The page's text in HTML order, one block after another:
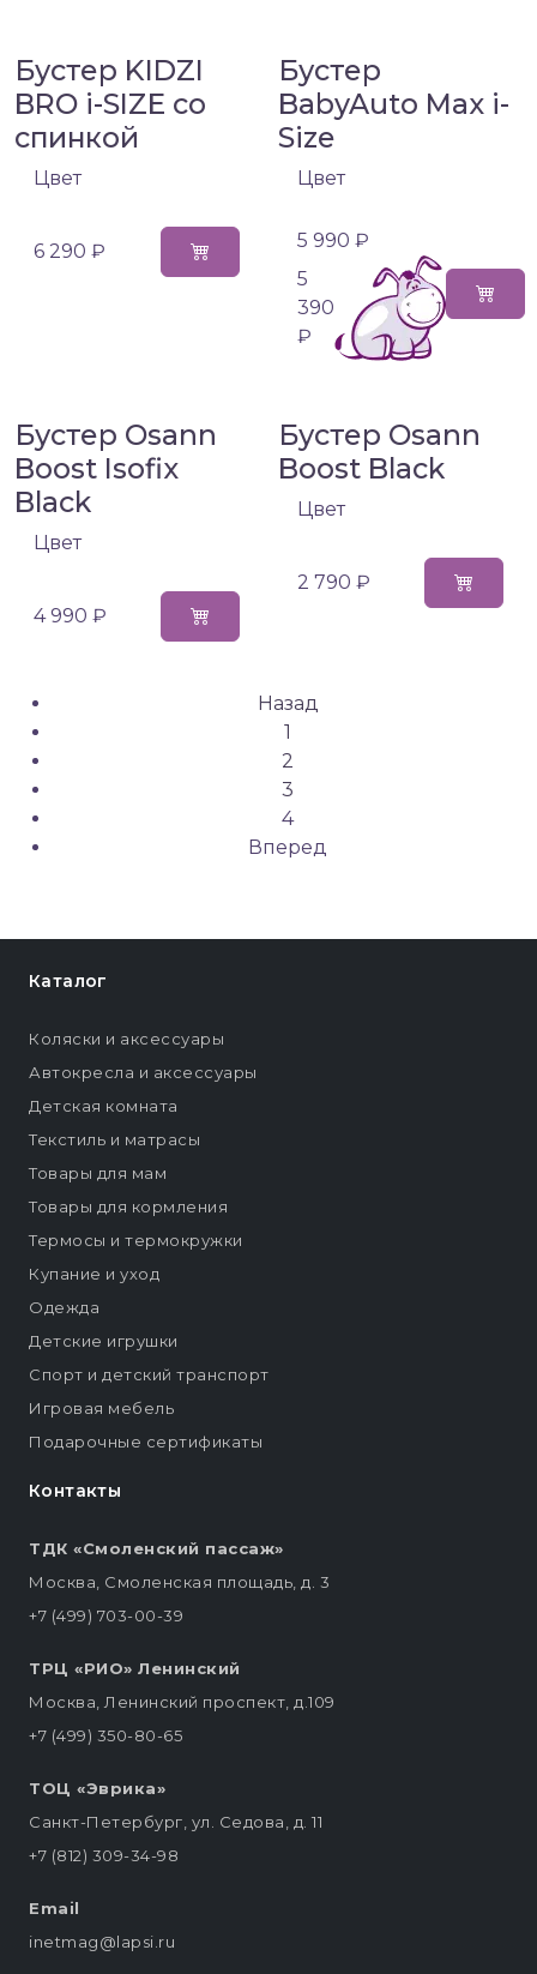
Бустер KIDZI
BRO i-SIZE со
спинкой
Цвет
6 290 ₽
Бустер
BabyAuto Max i-
Size
Цвет
5 990 ₽
5
390
₽
Бустер Osann
Boost Isofix
Black
Цвет
4 990 ₽
Бустер Osann
Boost Black
Цвет
2 790 ₽
Назад
1
2
3
4
Вперед
Контакты
ТДК «Смоленский пассаж»
Москва, Смоленская площадь, д. 3
+7 (499) 703-00-39
ТРЦ «РИО» Ленинский
Москва, Ленинский проспект, д.109
+7 (499) 350-80-65
ТОЦ «Эврика»
Санкт-Петербург, ул. Седова, д. 11
+7 (812) 309-34-98
Email
inetmag@lapsi.ru
Каталог
Коляски и аксессуары
Автокресла и аксессуары
Детская комната
Текстиль и матрасы
Товары для мам
Товары для кормления
Термосы и термокружки
Купание и уход
Одежда
Детские игрушки
Спорт и детский транспорт
Игровая мебель
Подарочные сертификаты